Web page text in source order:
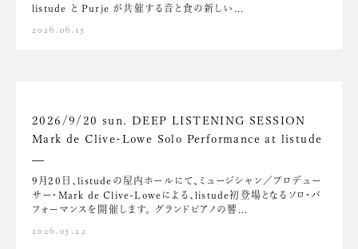
listude と Purje が共催する音と食の新しい...
2026.06.15
2026/9/20 sun. DEEP LISTENING SESSION
Mark de Clive-Lowe Solo Performance at listude
9月20日、listudeの屋内ホールにて、ミュージシャン／プロデュー
サー・Mark de Clive-Loweによる、listude初登場となるソロ・パ
フォーマンスを開催します。 グランドピアノの響...
2026.05.22